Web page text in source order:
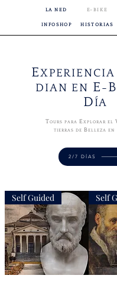
LA NED E-BIKE
INFOSHOP HISTORIAS
EXPERIENCIA
DIAN EN E-B
DÍA
TOURS PARA EXPLORAR EL
TIERRAS DE BELLEZA EN
2/7 DÍAS
Self Guided Self